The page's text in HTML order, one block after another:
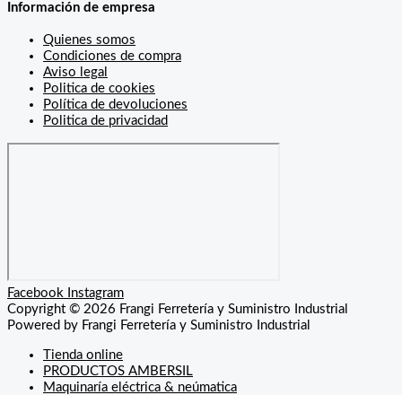
Información de empresa
Quienes somos
Condiciones de compra
Aviso legal
Politica de cookies
Política de devoluciones
Politica de privacidad
Facebook Instagram
Copyright © 2026 Frangi Ferretería y Suministro Industrial
Powered by Frangi Ferretería y Suministro Industrial
Tienda online
PRODUCTOS AMBERSIL
Maquinaría eléctrica & neúmatica